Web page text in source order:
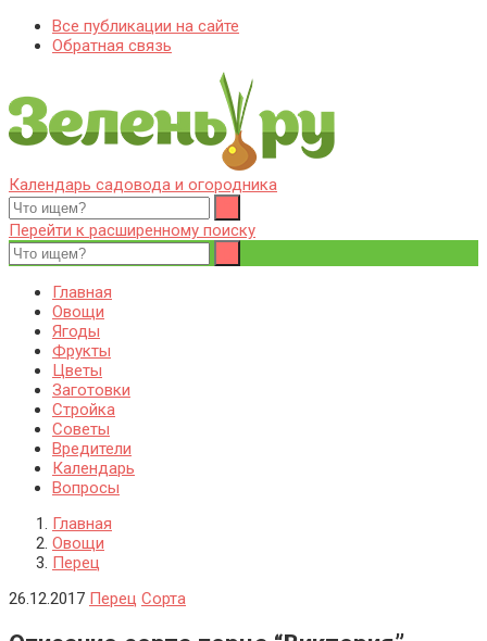
Все публикации на сайте
Обратная связь
Zelenj.ru – все про садоводство, земледелие, фермерство и
птицеводство
Особенности садоводства, земледелия, фермерства и
птицеводства. Выращивания культур, сбор и хранение урожая.
Уход за дачным участком, деревьями и кустами. Полезные
советы дачникам и садоводам
Календарь садовода и огородника
Перейти к расширенному поиску
Главная
Овощи
Ягоды
Фрукты
Цветы
Заготовки
Стройка
Советы
Вредители
Календарь
Вопросы
Главная
Овощи
Перец
26.12.2017 Перец Сорта